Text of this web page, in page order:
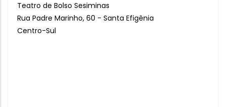
Teatro de Bolso Sesiminas
Rua Padre Marinho, 60 - Santa Efigênia
Centro-Sul